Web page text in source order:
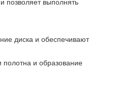
позволяет выполнять
диска и обеспечивают
и образование